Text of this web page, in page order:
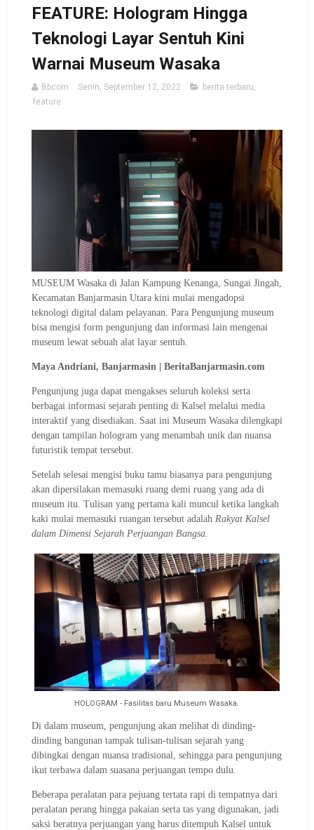
FEATURE: Hologram Hingga
Teknologi Layar Sentuh Kini
Warnai Museum Wasaka
Bbcom Senin, September 12, 2022 berita terbaru,
feature
MUSEUM Wasaka di Jalan Kampung Kenanga, Sungai Jingah,
Kecamatan Banjarmasin Utara kini mulai mengadopsi
teknologi digital dalam pelayanan. Para Pengunjung museum
bisa mengisi form pengunjung dan informasi lain mengenai
museum lewat sebuah alat layar sentuh.
Maya Andriani, Banjarmasin | BeritaBanjarmasin.com
Pengunjung juga dapat mengakses seluruh koleksi serta
berbagai informasi sejarah penting di Kalsel melalui media
interaktif yang disediakan. Saat ini Museum Wasaka dilengkapi
dengan tampilan hologram yang menambah unik dan nuansa
futuristik tempat tersebut.
Setelah selesai mengisi buku tamu biasanya para pengunjung
akan dipersilakan memasuki ruang demi ruang yang ada di
museum itu. Tulisan yang pertama kali muncul ketika langkah
kaki mulai memasuki ruangan tersebut adalah Rakyat Kalsel
dalam Dimensi Sejarah Perjuangan Bangsa.
HOLOGRAM - Fasilitas baru Museum Wasaka.
Di dalam museum, pengunjung akan melihat di dinding-
dinding bangunan tampak tulisan-tulisan sejarah yang
dibingkai dengan nuansa tradisional, sehingga para pengunjung
ikut terbawa dalam suasana perjuangan tempo dulu.
Beberapa peralatan para pejuang tertata rapi di tempatnya dari
peralatan perang hingga pakaian serta tas yang digunakan, jadi
saksi beratnya perjuangan yang harus ditempuh Kalsel untuk